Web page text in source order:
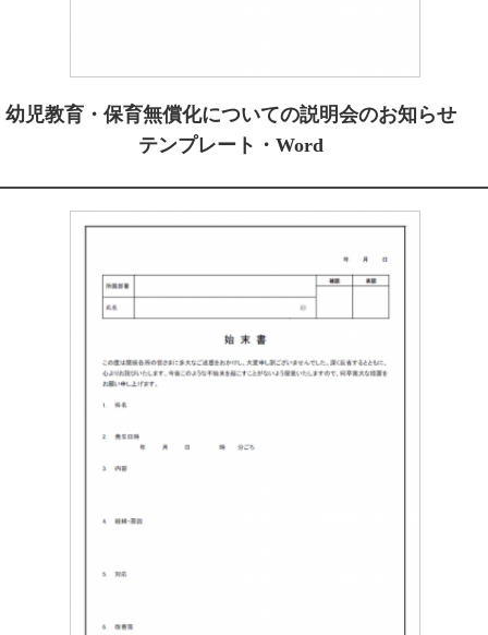
幼児教育・保育無償化についての説明会のお知らせ
テンプレート・Word